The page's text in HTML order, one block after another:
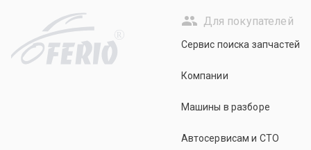
R
Для покупателей
Сервис поиска запчастей
Компании
Машины в разборе
Автосервисам и СТО